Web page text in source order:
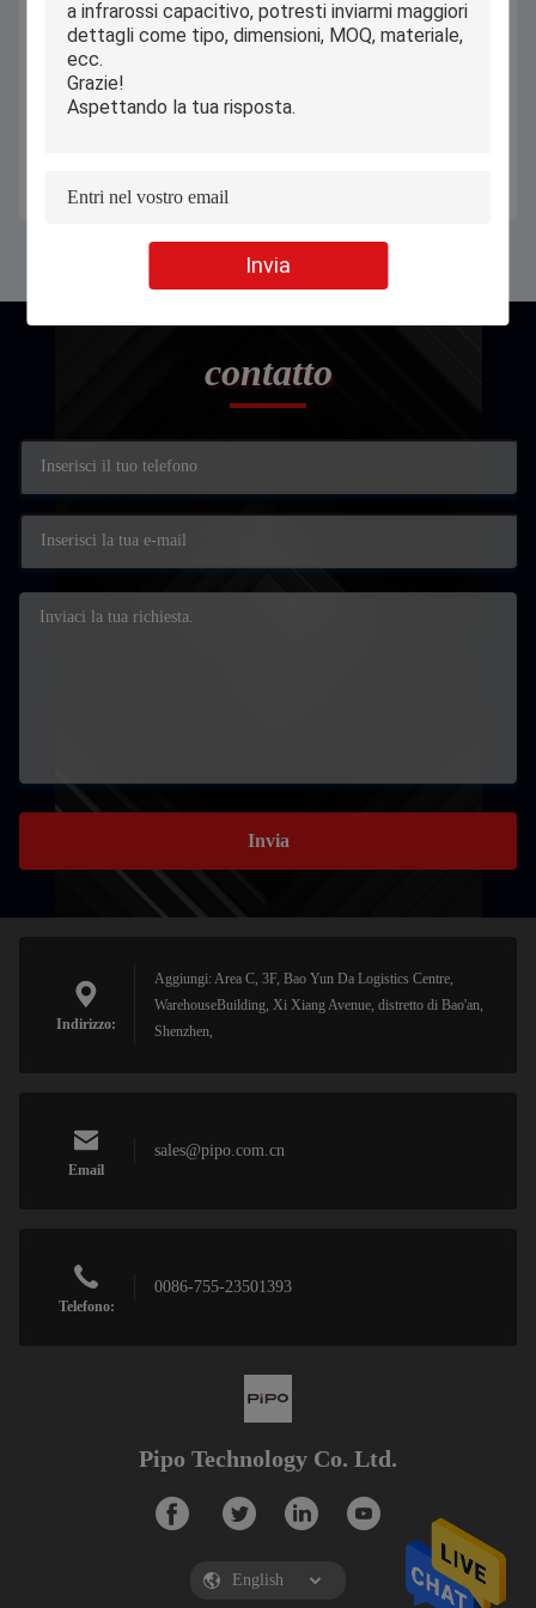
Invia
2 a 11,6 pollici in 1 8GB DI RAM
Ottenga il migliore prezzo
OEM 2 in 1 compressa del
contatto
Invia
Indirizzo:
Aggiungi: Area C, 3F, Bao Yun Da Logistics Centre,
WarehouseBuilding, Xi Xiang Avenue, distretto di Bao'an,
Shenzhen,
Email
sales@pipo.com.cn
Telefono:
0086-755-23501393
Pipo Technology Co. Ltd.